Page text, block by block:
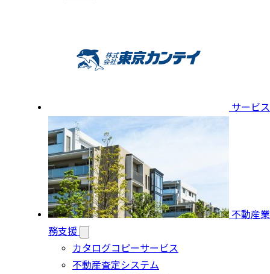
サービス
不動産業
務支援
カタログコピーサービス
不動産査定システム